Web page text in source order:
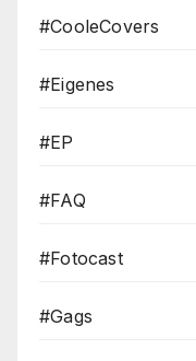
#CooleCovers
#Eigenes
#EP
#FAQ
#Fotocast
#Gags